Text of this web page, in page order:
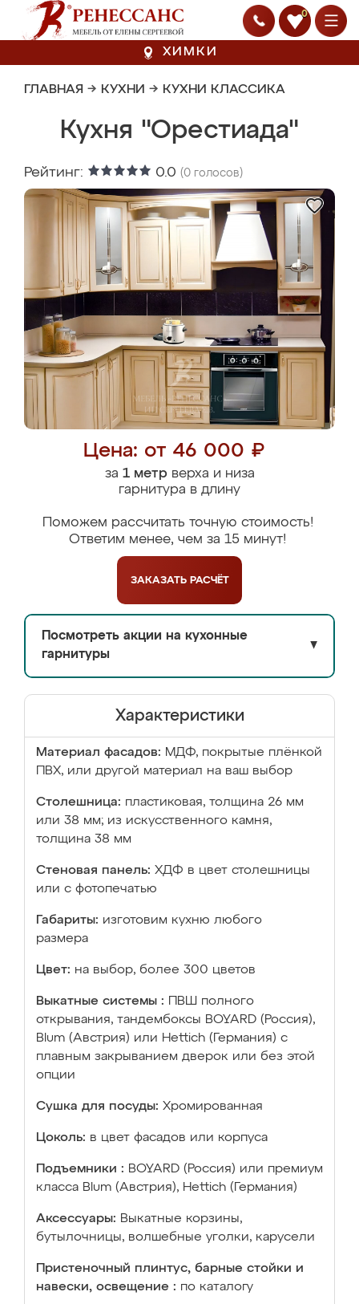
0
ХИМКИ
ГЛАВНАЯ → КУХНИ → КУХНИ КЛАССИКА
Кухня "Орестиада"
Рейтинг: 0.0 (0 голосов)
Цена: от 46 000 ₽
за 1 метрверха и низа
гарнитура в длину
Поможем рассчитать точную стоимость!
Ответим менее, чем за 15 минут!
ЗАКАЗАТЬ РАСЧЁТ
Посмотреть акции на кухонные
гарнитуры
▼
Характеристики
Материал фасадов: МДФ, покрытые плёнкой
ПВХ, или другой материал на ваш выбор
Столешница: пластиковая, толщина 26 мм
или 38 мм; из искусственного камня,
толщина 38 мм
Стеновая панель: ХДФ в цвет столешницы
или с фотопечатью
Габариты: изготовим кухню любого
размера
Цвет: на выбор, более 300 цветов
Выкатные системы :
ПВШ полного
открывания, тандембоксы BOYARD (Россия),
Blum (Австрия) или Hettich (Германия) с
плавным закрыванием дверок или без этой
опции
Сушка для посуды: Хромированная
Цоколь: в цвет фасадов или корпуса
Подъемники : BOYARD (Россия) или премиум
класса Blum (Австрия), Hettich (Германия)
Аксессуары: Выкатные корзины,
бутылочницы, волшебные уголки, карусели
Пристеночный плинтус, барные стойки и
навески, освещение : по каталогу